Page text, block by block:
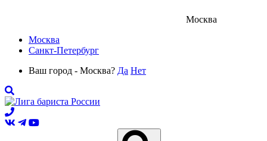
Москва
Москва
Санкт-Петербург
Ваш город - Москва? Да Нет